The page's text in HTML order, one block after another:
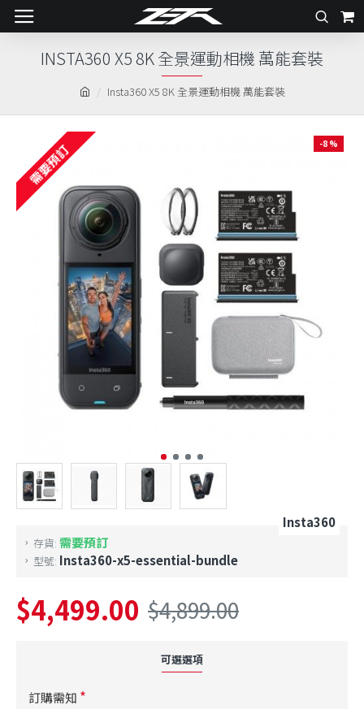
Insta360 X5 8K 全景運動相機 萬能套裝
INSTA360 X5 8K 全景運動相機 萬能套裝
需要預訂 -8 %
存貨: 需要預訂
型號: Insta360-x5-essential-bundle
Insta360
$4,499.00 $4,899.00
可選選項
訂購需知